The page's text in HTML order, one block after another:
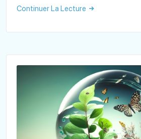
Continuer La Lecture